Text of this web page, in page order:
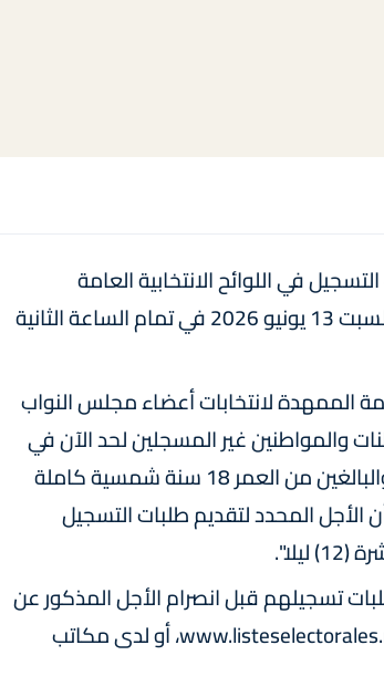
في اللوائح الانتخابية العامة
استعدادا للانتخابات التشريعية العامة المقبلة سينتهي اليوم السبت 13 يونيو 2026 في تمام الساعة الثانية
الممهدة لانتخابات أعضاء مجلس النواب
وزير الداخلية المواطنات والمواطنين غير المسجلين لحد الآن في
اللوائح المذكورة، الذين تتوفر فيهم الشروط المطلوبة قانونا، والبالغين من العمر 18 سنة شمسية كاملة
أو الذين سيبلغون هذا السن في 23 سبتمبر 2026، أن الأجل المحدد لتقديم طلبات التسجيل
تسجيلهم قبل انصرام الأجل المذكور عن
طريق الموقع الإلكتروني الخاص باللوائح الانتخابية العامة: www.listeselectorales.ma، أو لدى مكاتب